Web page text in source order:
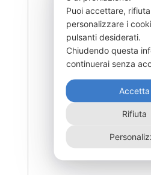
Puoi accettare,
personalizzare i
pulsanti desiderati.
Chiudendo questa
continuerai senza
Accetta
Rifiuta